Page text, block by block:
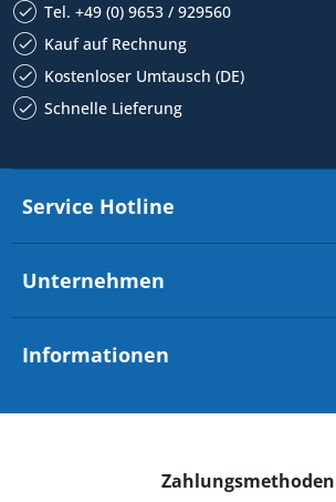
Tel. +49 (0) 9653 / 929560
Kauf auf Rechnung
Kostenloser Umtausch (DE)
Schnelle Lieferung
Service Hotline
Unternehmen
Informationen
Zahlungsmethoden